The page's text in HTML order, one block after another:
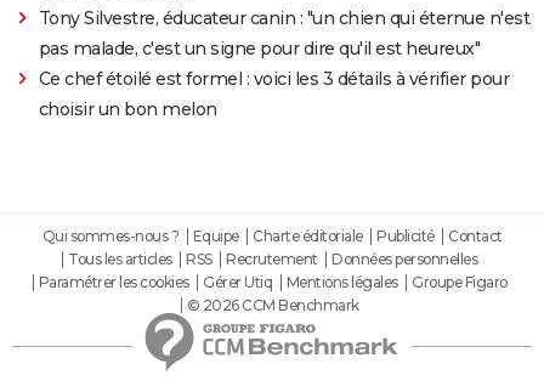
Tony Silvestre, éducateur canin : "un chien qui éternue n'est
pas malade, c'est un signe pour dire qu'il est heureux"
Ce chef étoilé est formel : voici les 3 détails à vérifier pour
choisir un bon melon
Qui sommes-nous ? Equipe Charte éditoriale Publicité
Contact
Tous les articles
RSS Recrutement
Données personnelles
Paramétrer les cookies
Gérer Utiq Mentions légales
Groupe Figaro
© 2026 CCM Benchmark